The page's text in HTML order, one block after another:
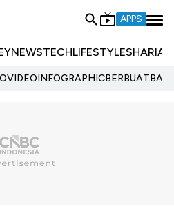
APPS
NEWSTECHLIFESTYLESHARIA
VIDEOINFOGRAPHIC